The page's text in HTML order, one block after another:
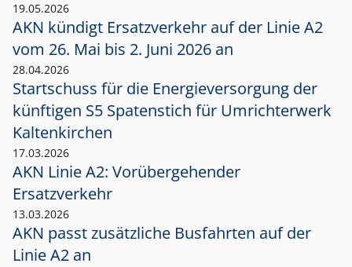
19.05.2026
AKN kündigt Ersatzverkehr auf der Linie A2
vom 26. Mai bis 2. Juni 2026 an
28.04.2026
Startschuss für die Energieversorgung der
künftigen S5 Spatenstich für Umrichterwerk
Kaltenkirchen
17.03.2026
AKN Linie A2: Vorübergehender
Ersatzverkehr
13.03.2026
AKN passt zusätzliche Busfahrten auf der
Linie A2 an